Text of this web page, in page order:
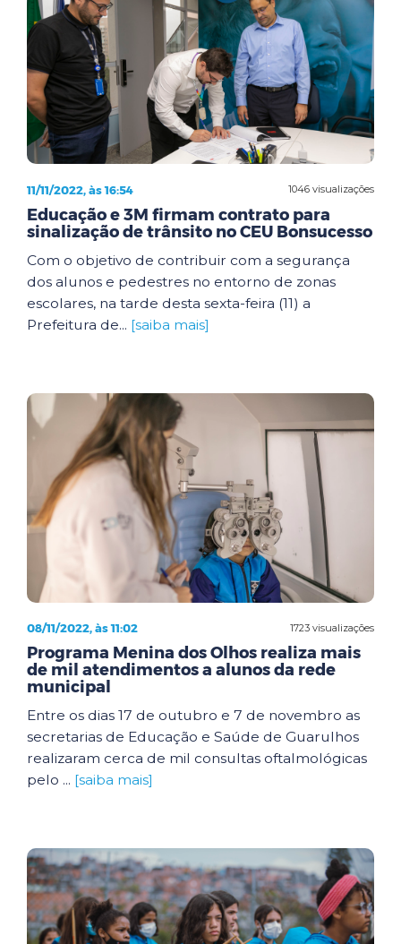
1046 visualizações
11/11/2022, às 16:54
Educação e 3M firmam contrato para
sinalização de trânsito no CEU Bonsucesso
Com o objetivo de contribuir com a segurança
dos alunos e pedestres no entorno de zonas
escolares, na tarde desta sexta-feira (11) a
Prefeitura de... [saiba mais]
1723 visualizações
08/11/2022, às 11:02
Programa Menina dos Olhos realiza mais
de mil atendimentos a alunos da rede
municipal
Entre os dias 17 de outubro e 7 de novembro as
secretarias de Educação e Saúde de Guarulhos
realizaram cerca de mil consultas oftalmológicas
pelo ... [saiba mais]